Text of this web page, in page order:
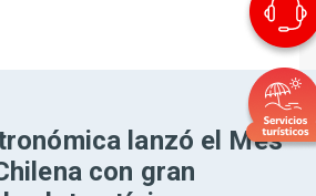
lanzó el Mes
con gran